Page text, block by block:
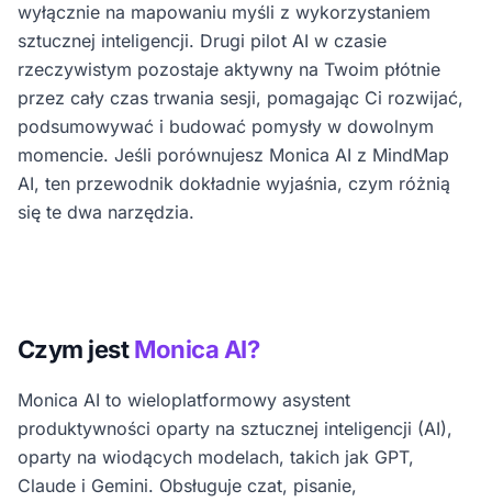
wyłącznie na mapowaniu myśli z wykorzystaniem
sztucznej inteligencji. Drugi pilot AI w czasie
rzeczywistym pozostaje aktywny na Twoim płótnie
przez cały czas trwania sesji, pomagając Ci rozwijać,
podsumowywać i budować pomysły w dowolnym
momencie. Jeśli porównujesz Monica AI z MindMap
AI, ten przewodnik dokładnie wyjaśnia, czym różnią
się te dwa narzędzia.
Czym jestMonica AI?
Monica AI to wieloplatformowy asystent
produktywności oparty na sztucznej inteligencji (AI),
oparty na wiodących modelach, takich jak GPT,
Claude i Gemini. Obsługuje czat, pisanie,